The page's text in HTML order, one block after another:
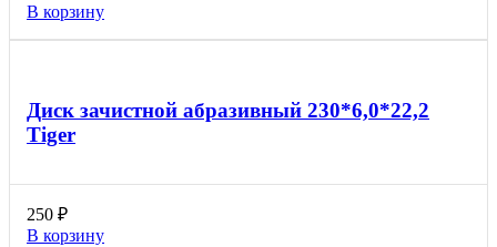
В корзину
Диск зачистной абразивный 230*6,0*22,2
Tiger
250 ₽
В корзину